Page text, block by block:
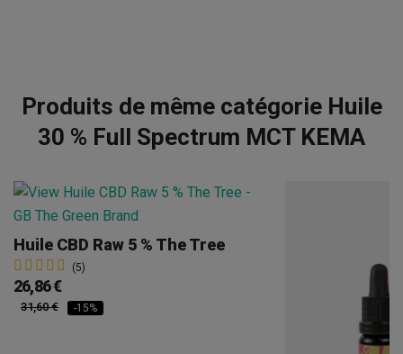
Produits de même catégorie Huile
30 % Full Spectrum MCT KEMA
Huile CBD Raw 5 % The Tree
(5)
26,86 €
31,60 € -15%